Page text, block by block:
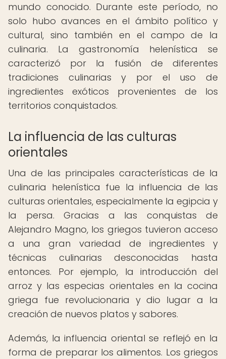
mundo conocido. Durante este período, no
solo hubo avances en el ámbito político y
cultural, sino también en el campo de la
culinaria. La gastronomía helenística se
caracterizó por la fusión de diferentes
tradiciones culinarias y por el uso de
ingredientes exóticos provenientes de los
territorios conquistados.
La influencia de las culturas
orientales
Una de las principales características de la
culinaria helenística fue la influencia de las
culturas orientales, especialmente la egipcia y
la persa. Gracias a las conquistas de
Alejandro Magno, los griegos tuvieron acceso
a una gran variedad de ingredientes y
técnicas culinarias desconocidas hasta
entonces. Por ejemplo, la introducción del
arroz y las especias orientales en la cocina
griega fue revolucionaria y dio lugar a la
creación de nuevos platos y sabores.
Además, la influencia oriental se reflejó en la
forma de preparar los alimentos. Los griegos